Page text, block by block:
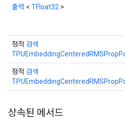
출력 < TFloat32 >
정적 검색
정적 검색
상속된 메서드